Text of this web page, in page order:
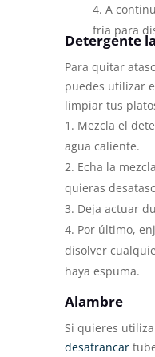
A
fría para
Detergente
Para quitar
puedes utilizar
limpiar tus
Mezcla el
agua caliente.
Echa la
quieras
Deja actuar
Por último,
disolver
haya espuma.
Alambre
Si quieres
desatrancar